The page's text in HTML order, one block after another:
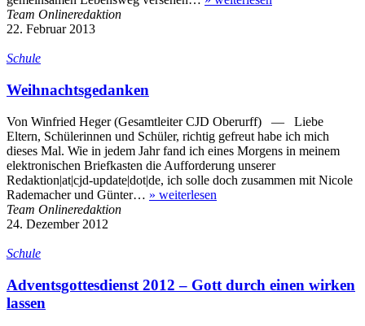
Team Onlineredaktion
22. Februar 2013
Schule
Weihnachtsgedanken
Von Winfried Heger (Gesamtleiter CJD Oberurff) — Liebe
Eltern, Schülerinnen und Schüler, richtig gefreut habe ich mich
dieses Mal. Wie in jedem Jahr fand ich eines Morgens in mei­nem
elektronischen Briefkasten die Aufforderung unserer
Redaktion|at|cjd-update|dot|de, ich solle doch zusammen mit Nicole
Rademacher und Günter… » weiterlesen
Team Onlineredaktion
24. Dezember 2012
Schule
Adventsgottesdienst 2012 – Gott durch einen wirken
lassen